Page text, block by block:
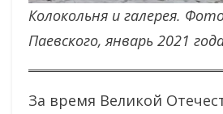
Колокольня и галерея.
Паевского, январь 2021
За время Великой